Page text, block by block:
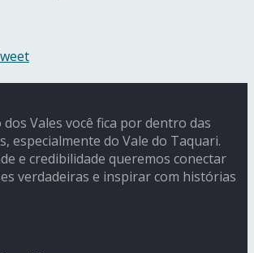
Vales você fica por dentro das
especialmente do Vale do Taquari.
e credibilidade queremos conectar
verdadeiras e inspirar com histórias